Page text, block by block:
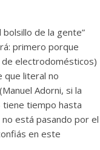
de la gente”
primero porque
de electrodomésticos)
que literal no
Adorni, si la
tiene tiempo hasta
está pasando por el
en este